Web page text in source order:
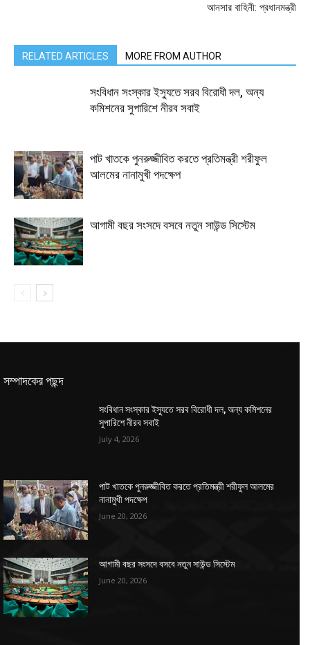
আনসার বাহিনী: প্রধানমন্ত্রী
RELATED ARTICLES MORE FROM AUTHOR
সংবিধান সংস্কার ইস্যুতে সরব বিরোধী দল, অন্য
কমিশনের সুপারিশে নীরব সবাই
পাট খাতকে পুনরুজ্জীবিত করতে প্রতিমন্ত্রী শরীফুল
আলমের নানামুখী পদক্ষেপ
আগামী বছর সংসদে বসবে নতুন সাউন্ড সিস্টেম
সম্পাদকের পছন্দ
সংবিধান সংস্কার ইস্যুতে সরব বিরোধী দল, অন্য কমিশনের
সুপারিশে নীরব সবাই
July 4, 2026
পাট খাতকে পুনরুজ্জীবিত করতে প্রতিমন্ত্রী শরীফুল আলমের
নানামুখী পদক্ষেপ
June 20, 2026
আগামী বছর সংসদে বসবে নতুন সাউন্ড সিস্টেম
June 20, 2026